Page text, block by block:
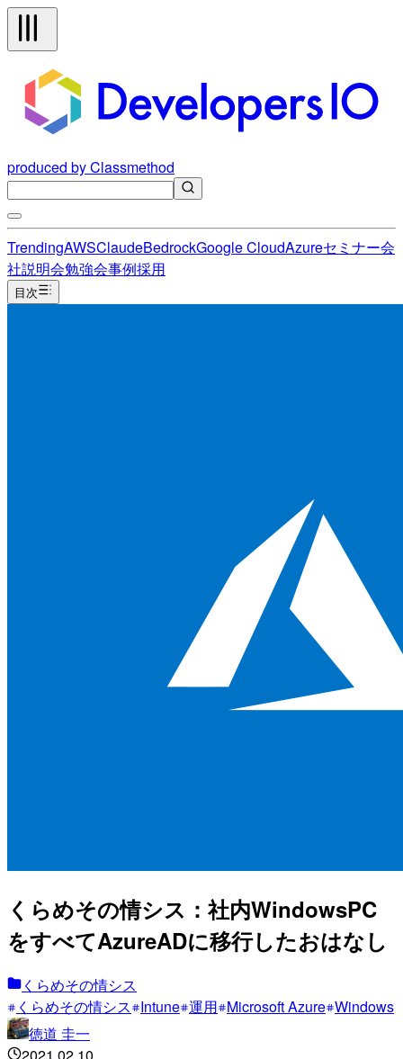
produced by Classmethod
TrendingAWSClaudeBedrockGoogle CloudAzureセミナー会
社説明会勉強会事例採用
目次
くらめその情シス：社内WindowsPC
をすべてAzureADに移行したおはなし
くらめその情シス
くらめその情シス Intune 運用 Microsoft Azure Windows
徳道 圭一
2021.02.10